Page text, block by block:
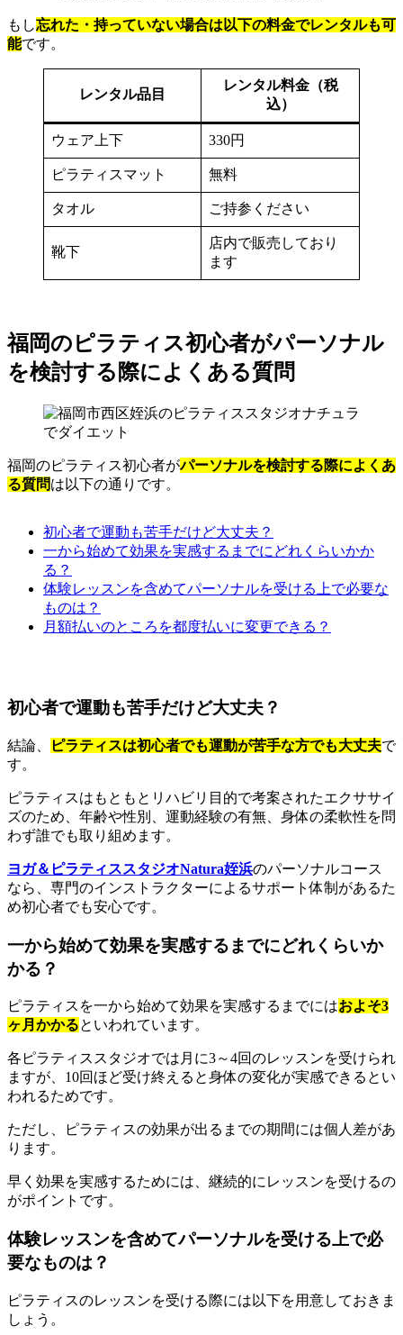
もし忘れた・持っていない場合は以下の料金でレンタルも可
能です。
レンタル品目
レンタル料金（税
込）
ウェア上下 330円
ピラティスマット 無料
タオル ご持参ください
靴下
店内で販売しており
ます
福岡のピラティス初心者がパーソナル
を検討する際によくある質問
福岡のピラティス初心者がパーソナルを検討する際によくあ
る質問は以下の通りです。
初心者で運動も苦手だけど大丈夫？
一から始めて効果を実感するまでにどれくらいかか
る？
体験レッスンを含めてパーソナルを受ける上で必要な
ものは？
月額払いのところを都度払いに変更できる？
初心者で運動も苦手だけど大丈夫？
結論、 ピラティスは初心者でも運動が苦手な方でも大丈夫で
す。
ピラティスはもともとリハビリ目的で考案されたエクササイ
ズのため、年齢や性別、運動経験の有無、身体の柔軟性を問
わず誰でも取り組めます。
ヨガ＆ピラティススタジオNatura姪浜のパーソナルコース
なら、専門のインストラクターによるサポート体制があるた
め初心者でも安心です。
一から始めて効果を実感するまでにどれくらいか
かる？
ピラティスを一から始めて効果を実感するまでにはおよそ3
ヶ月かかるといわれています。
各ピラティススタジオでは月に3～4回のレッスンを受けられ
ますが、10回ほど受け終えると身体の変化が実感できるとい
われるためです。
ただし、ピラティスの効果が出るまでの期間には個人差があ
ります。
早く効果を実感するためには、継続的にレッスンを受けるの
がポイントです。
体験レッスンを含めてパーソナルを受ける上で必
要なものは？
ピラティスのレッスンを受ける際には以下を用意しておきま
しょう。